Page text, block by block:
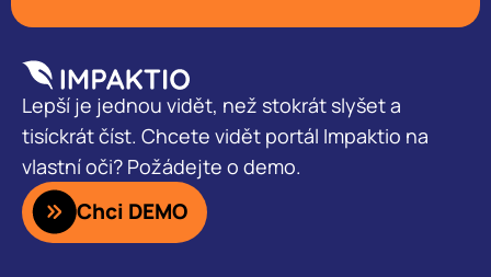
Lepší je jednou vidět, než stokrát slyšet a
tisíckrát číst. Chcete vidět portál Impaktio na
vlastní oči? Požádejte o demo.
Chci DEMO